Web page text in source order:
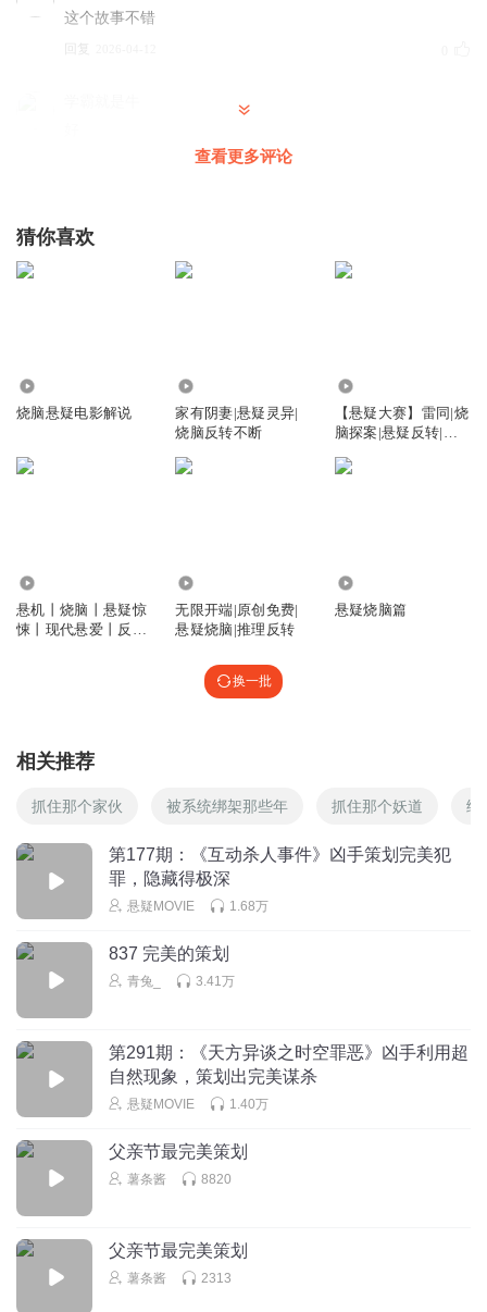
这个故事不错
回复
这个电影故事很不错
查看更多评论
猜你喜欢
烧脑悬疑电影解说
家有阴妻|悬疑灵异|
烧脑反转不断
【悬疑大赛】雷同|烧
脑探案|悬疑反转|推
悬机丨烧脑丨悬疑惊
悚丨现代悬爱丨反转
无限开端|原创免费|
悬疑烧脑|推理反转
悬疑烧脑篇
换一批
相关推荐
抓住那个家伙 被系统绑架那些年 抓住那个妖道 绑
第177期：《互动杀人事件》凶手策划完美犯
罪，隐藏得极深
悬疑MOVIE 1.68万
837 完美的策划
青兔_ 3.41万
第291期：《天方异谈之时空罪恶》凶手利用超
自然现象，策划出完美谋杀
悬疑MOVIE 1.40万
父亲节最完美策划
薯条酱 8820
父亲节最完美策划
薯条酱 2313